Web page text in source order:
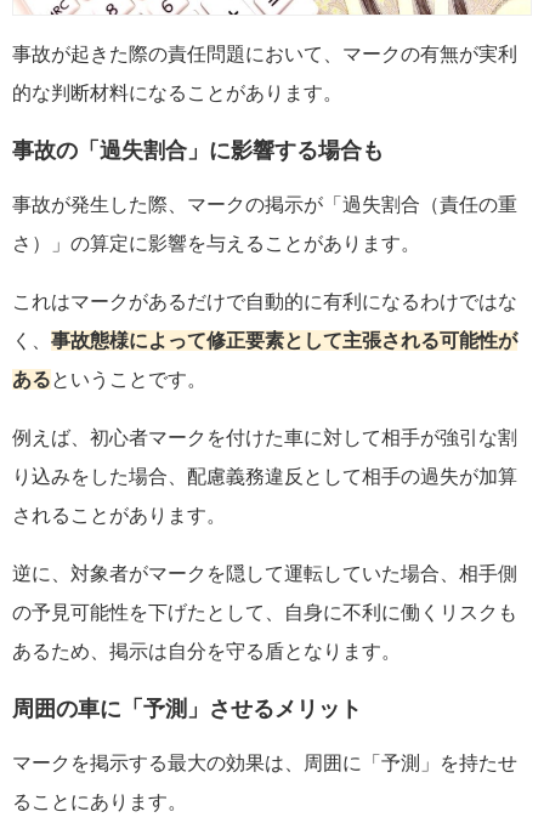
事故が起きた際の責任問題において、マークの有無が実利
的な判断材料になることがあります。
事故の「過失割合」に影響する場合も
事故が発生した際、マークの掲示が「過失割合（責任の重
さ）」の算定に影響を与えることがあります。
これはマークがあるだけで自動的に有利になるわけではな
く、 事故態様によって修正要素として主張される可能性が
あるということです。
例えば、初心者マークを付けた車に対して相手が強引な割
り込みをした場合、配慮義務違反として相手の過失が加算
されることがあります。
逆に、対象者がマークを隠して運転していた場合、相手側
の予見可能性を下げたとして、自身に不利に働くリスクも
あるため、掲示は自分を守る盾となります。
周囲の車に「予測」させるメリット
マークを掲示する最大の効果は、周囲に「予測」を持たせ
ることにあります。